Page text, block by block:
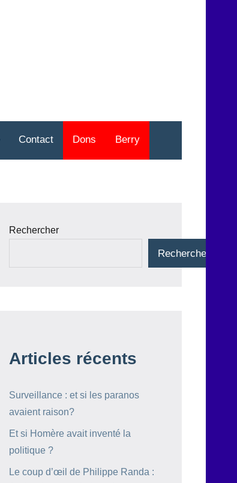
Contact Dons Berry
Rechercher
Rechercher
Articles récents
Surveillance : et si les paranos
avaient raison?
Et si Homère avait inventé la
politique ?
Le coup d’œil de Philippe Randa :